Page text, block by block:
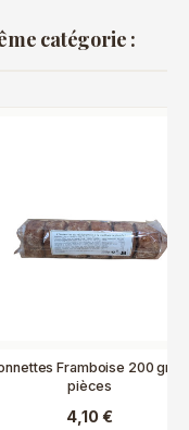
catégorie :
Framboise 200 gr -
pièces
4,10 €